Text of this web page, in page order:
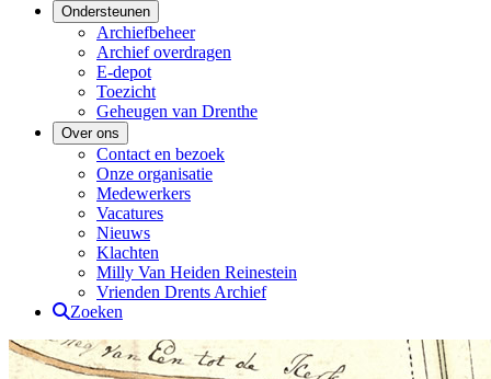
Ondersteunen
Archiefbeheer
Archief overdragen
E-depot
Toezicht
Geheugen van Drenthe
Over ons
Contact en bezoek
Onze organisatie
Medewerkers
Vacatures
Nieuws
Klachten
Milly Van Heiden Reinestein
Vrienden Drents Archief
Zoeken
Drents Archief